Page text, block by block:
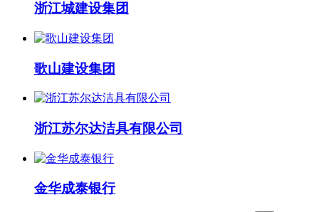
浙江城建设集团
歌山建设集团
浙江苏尔达洁具有限公司
金华成泰银行